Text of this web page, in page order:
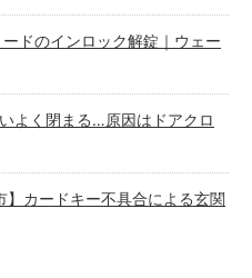
ードのインロック解錠｜ウェー
よく閉まる…原因はドアクロ
】カードキー不具合による玄関